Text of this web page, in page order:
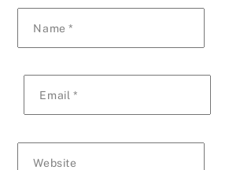
Name*
Email *
Website